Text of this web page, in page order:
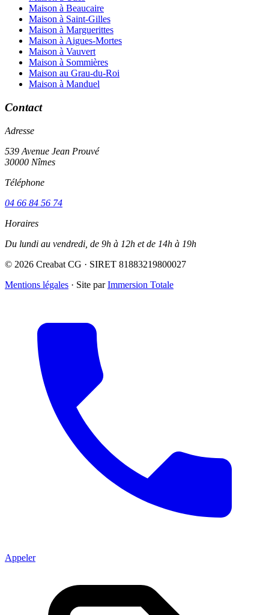
Maison à Beaucaire
Maison à Saint-Gilles
Maison à Marguerittes
Maison à Aigues-Mortes
Maison à Vauvert
Maison à Sommières
Maison au Grau-du-Roi
Maison à Manduel
Contact
Adresse
539 Avenue Jean Prouvé
30000 Nîmes
Téléphone
04 66 84 56 74
Horaires
Du lundi au vendredi, de 9h à 12h et de 14h à 19h
© 2026 Creabat CG · SIRET 81883219800027
Mentions légales · Site parImmersion Totale
Appeler